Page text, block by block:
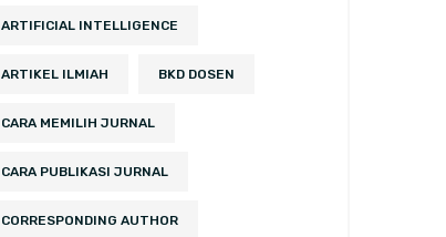
ARTIFICIAL INTELLIGENCE
ARTIKEL ILMIAH BKD DOSEN
CARA MEMILIH JURNAL
CARA PUBLIKASI JURNAL
CORRESPONDING AUTHOR